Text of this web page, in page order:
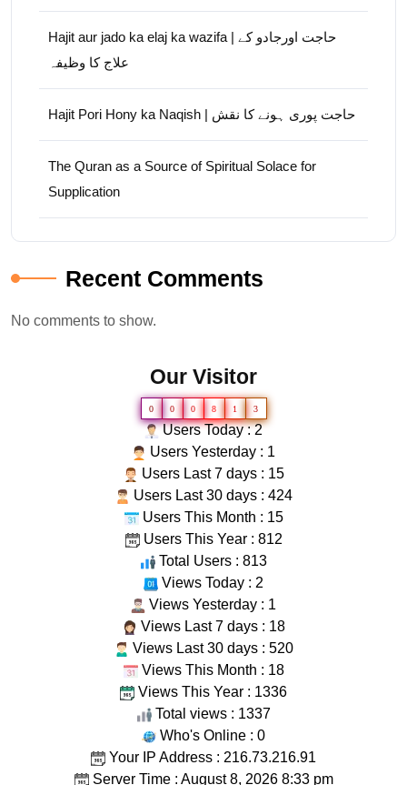
Hajit aur jado ka elaj ka wazifa | حاجت اورجادو کے
علاج کا وظیفہ
Hajit Pori Hony ka Naqish | حاجت پوری ہونے کا نقش
The Quran as a Source of Spiritual Solace for
Supplication
Recent Comments
No comments to show.
Our Visitor
0 0 0 8 1 3
Users Today : 2
Users Yesterday : 1
Users Last 7 days : 15
Users Last 30 days : 424
Users This Month : 15
Users This Year : 812
Total Users : 813
Views Today : 2
Views Yesterday : 1
Views Last 7 days : 18
Views Last 30 days : 520
Views This Month : 18
Views This Year : 1336
Total views : 1337
Who's Online : 0
Your IP Address : 216.73.216.91
Server Time : August 8, 2026 8:33 pm